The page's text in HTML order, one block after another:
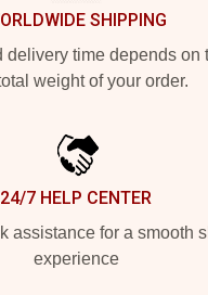
SHIPPING
delivery time depends on
weight of your order.
24/7 HELP CENTER
assistance for a smooth
experience